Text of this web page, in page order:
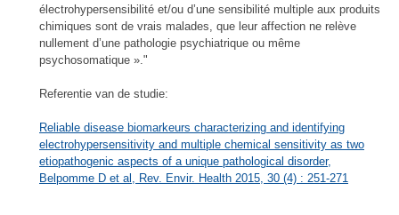
électrohypersensibilité et/ou d’une sensibilité multiple aux produits
chimiques sont de vrais malades, que leur affection ne relève
nullement d’une pathologie psychiatrique ou même
psychosomatique »."
Referentie van de studie:
Reliable disease biomarkeurs characterizing and identifying
electrohypersensitivity and multiple chemical sensitivity as two
etiopathogenic aspects of a unique pathological disorder,
Belpomme D et al, Rev. Envir. Health 2015, 30 (4) : 251-271